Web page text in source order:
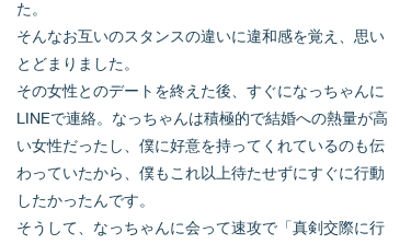
た。
そんなお互いのスタンスの違いに違和感を覚え、思い
とどまりました。
その女性とのデートを終えた後、すぐになっちゃんに
LINEで連絡。なっちゃんは積極的で結婚への熱量が高
い女性だったし、僕に好意を持ってくれているのも伝
わっていたから、僕もこれ以上待たせずにすぐに行動
したかったんです。
そうして、なっちゃんに会って速攻で「真剣交際に行